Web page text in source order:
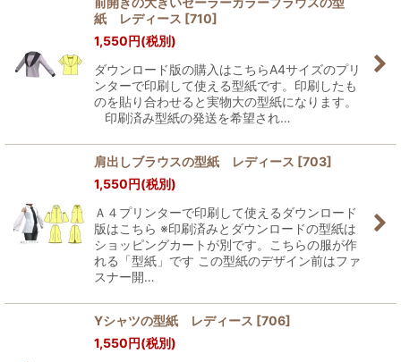
紙 レディース [710]
1,550円(税別)
ダウンロード版の購入はこちらA4サイズのプリ
ンターで印刷して使える型紙です。印刷したも
のを貼り合わせると実物大の型紙になります。
印刷済み型紙の発送を希望され…
肩出しブラウスの型紙 レディース [703]
1,550円(税別)
Ａ４プリンターで印刷して使えるダウンロード
版はこちら ※印刷済みとダウンロードの型紙は
ショッピングカートが別です。こちらの服が作
れる「型紙」です この型紙のデザイン前はファ
スナー開…
Yシャツの型紙 レディース [706]
1,550円(税別)